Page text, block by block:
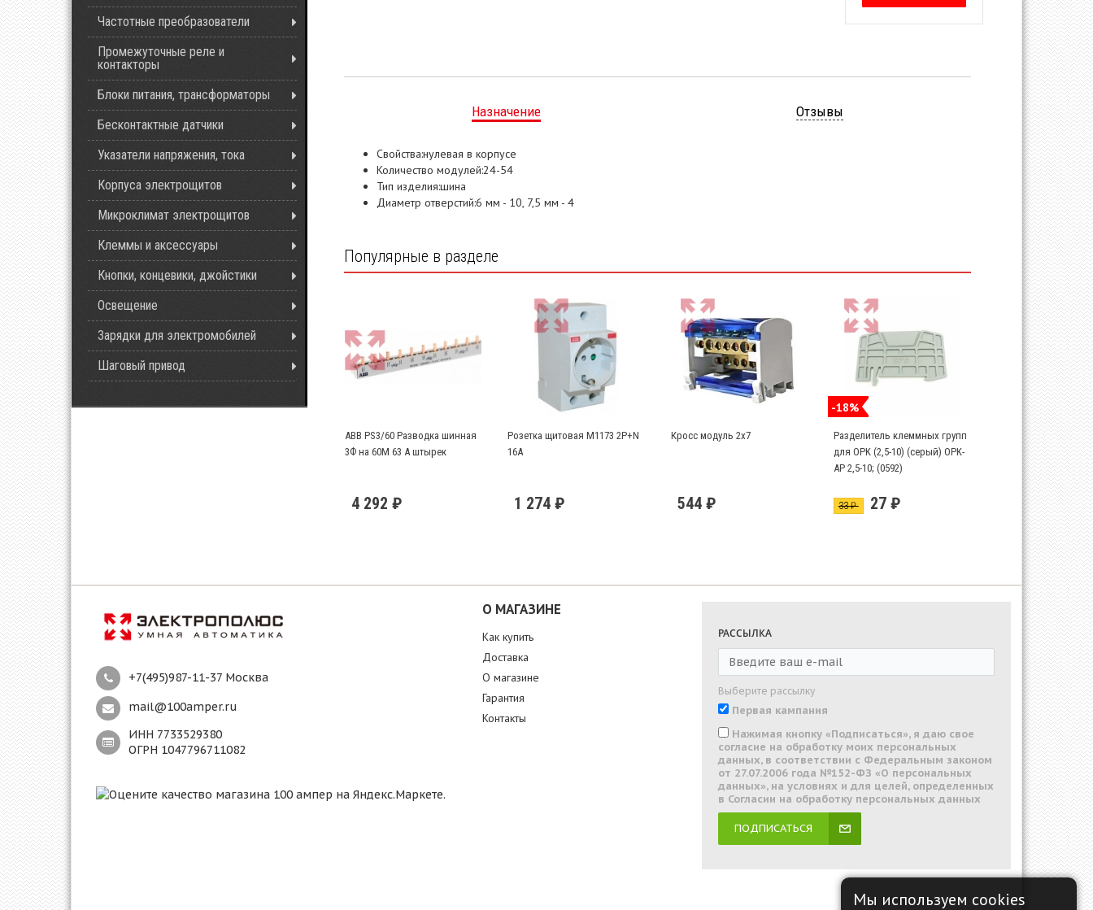
Частотные преобразователи
Промежуточные реле и
контакторы
Блоки питания, трансформаторы
Бесконтактные датчики
Указатели напряжения, тока
Корпуса электрощитов
Микроклимат электрощитов
Клеммы и аксессуары
Кнопки, концевики, джойстики
Освещение
Зарядки для электромобилей
Шаговый привод
Назначение Отзывы
Свойства:нулевая в корпусе
Количество модулей:24-54
Тип изделия:шина
Диаметр отверстий:6 мм - 10, 7,5 мм - 4
Популярные в разделе
ABB PS3/60 Разводка шинная
3Ф на 60М 63 А штырек
4 292 ₽
Розетка щитовая М1173 2Р+N
16А
1 274 ₽
Кросс модуль 2х7
544 ₽
-18%
Разделитель клеммных групп
для OPK (2,5-10) (серый) OPK-
AP 2,5-10; (0592)
33 ₽ 27 ₽
+7(495)987-11-37 Москва
mail@100amper.ru
ИНН 7733529380
ОГРН 1047796711082
О МАГАЗИНЕ
Как купить
Доставка
О магазине
Гарантия
Контакты
РАССЫЛКА
Выберите рассылку
Первая кампания
Нажимая кнопку «Подписаться», я даю свое
согласие на обработку моих персональных
данных, в соответствии с Федеральным законом
от 27.07.2006 года №152-ФЗ «О персональных
данных», на условиях и для целей, определенных
в Согласии на обработку персональных данных
ПОДПИСАТЬСЯ
Мы используем cookies